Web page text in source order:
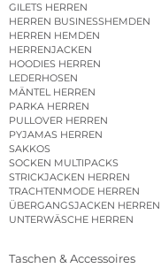
GILETS HERREN
HERREN BUSINESSHEMDEN
HERREN HEMDEN
HERRENJACKEN
HOODIES HERREN
LEDERHOSEN
MÄNTEL HERREN
PARKA HERREN
PULLOVER HERREN
PYJAMAS HERREN
SAKKOS
SOCKEN MULTIPACKS
STRICKJACKEN HERREN
TRACHTENMODE HERREN
ÜBERGANGSJACKEN HERREN
UNTERWÄSCHE HERREN
Taschen & Accessoires